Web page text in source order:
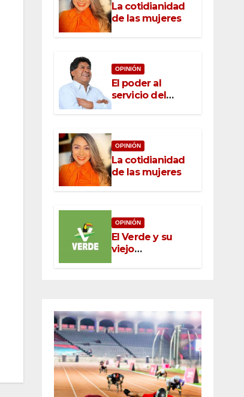
La cotidianidad
de las mujeres
OPINIÓN
El poder al
servicio del
pueblo: la nueva
México
OPINIÓN
La cotidianidad
de las mujeres
OPINIÓN
El Verde y su
viejo
oportunismo